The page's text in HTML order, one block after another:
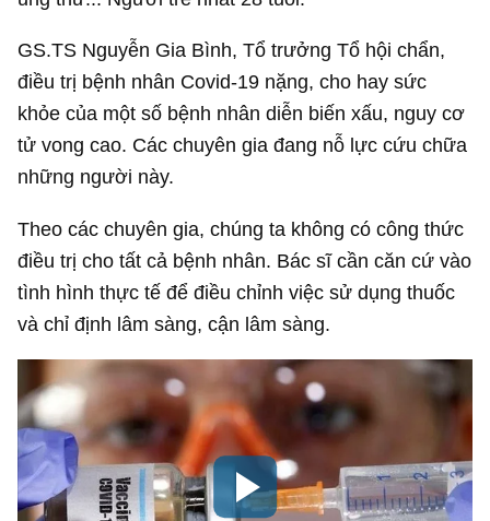
GS.TS Nguyễn Gia Bình, Tổ trưởng Tổ hội chẩn,
điều trị bệnh nhân Covid-19 nặng, cho hay sức
khỏe của một số bệnh nhân diễn biến xấu, nguy cơ
tử vong cao. Các chuyên gia đang nỗ lực cứu chữa
những người này.
Theo các chuyên gia, chúng ta không có công thức
điều trị cho tất cả bệnh nhân. Bác sĩ cần căn cứ vào
tình hình thực tế để điều chỉnh việc sử dụng thuốc
và chỉ định lâm sàng, cận lâm sàng.